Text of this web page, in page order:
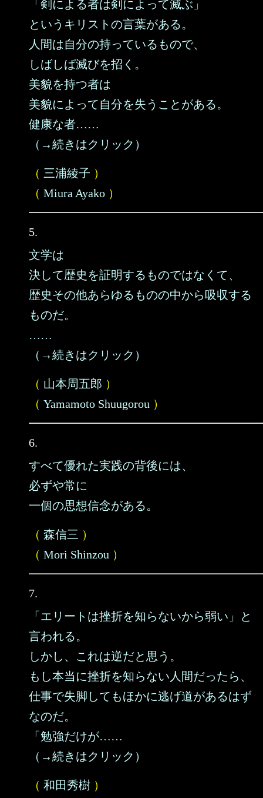
「剣による者は剣によって滅ぶ」
というキリストの言葉がある。
人間は自分の持っているもので、
しばしば滅びを招く。
美貌を持つ者は
美貌によって自分を失うことがある。
健康な者……
（→続きはクリック）
（ 三浦綾子 ）
（ Miura Ayako ）
5.
文学は
決して歴史を証明するものではなくて、
歴史その他あらゆるものの中から吸収する
ものだ。
……
（→続きはクリック）
（ 山本周五郎 ）
（ Yamamoto Shuugorou ）
6.
すべて優れた実践の背後には、
必ずや常に
一個の思想信念がある。
（ 森信三 ）
（ Mori Shinzou ）
7.
「エリートは挫折を知らないから弱い」と
言われる。
しかし、これは逆だと思う。
もし本当に挫折を知らない人間だったら、
仕事で失脚してもほかに逃げ道があるはず
なのだ。
「勉強だけが……
（→続きはクリック）
（ 和田秀樹 ）